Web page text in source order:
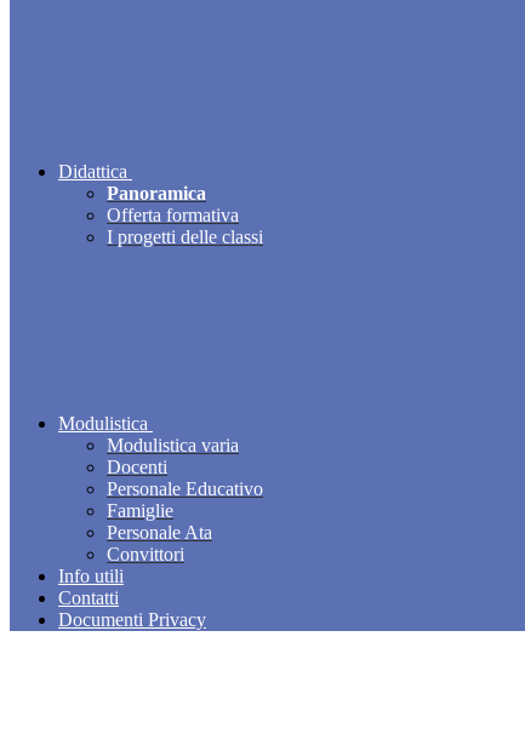
Didattica
Panoramica
Offerta formativa
I progetti delle classi
Modulistica
Modulistica varia
Docenti
Personale Educativo
Famiglie
Personale Ata
Convittori
Info utili
Contatti
Documenti Privacy